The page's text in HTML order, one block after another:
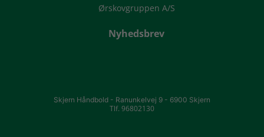
Ørskovgruppen A/S
Nyhedsbrev
Skjern Håndbold - Ranunkelvej 9 - 6900 Skjern
Tlf. 96802130